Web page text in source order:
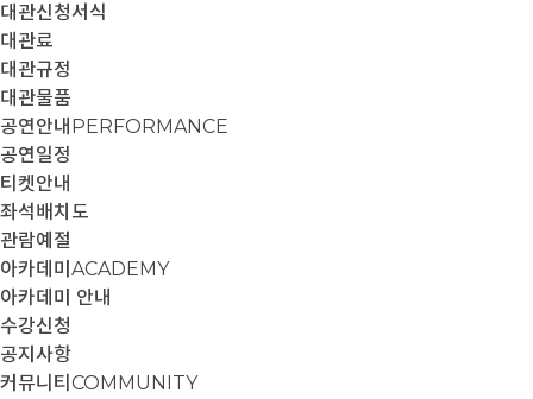
대관신청서식
대관료
대관규정
대관물품
공연안내 PERFORMANCE
공연일정
티켓안내
좌석배치도
관람예절
아카데미 ACADEMY
아카데미 안내
수강신청
공지사항
커뮤니티 COMMUNITY